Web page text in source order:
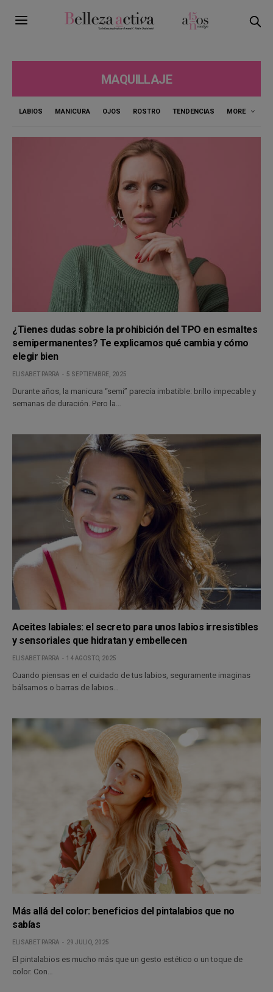
MAQUILLAJE
LABIOS MANICURA OJOS ROSTRO TENDENCIAS MORE
¿Tienes dudas sobre la prohibición del TPO en esmaltes
semipermanentes? Te explicamos qué cambia y cómo
elegir bien
ELISABET PARRA 5 SEPTIEMBRE, 2025
Durante años, la manicura “semi” parecía imbatible: brillo impecable y
semanas de duración. Pero la…
Aceites labiales: el secreto para unos labios irresistibles
y sensoriales que hidratan y embellecen
ELISABET PARRA 14 AGOSTO, 2025
Cuando piensas en el cuidado de tus labios, seguramente imaginas
bálsamos o barras de labios…
Más allá del color: beneficios del pintalabios que no
sabías
ELISABET PARRA 29 JULIO, 2025
El pintalabios es mucho más que un gesto estético o un toque de
color. Con…